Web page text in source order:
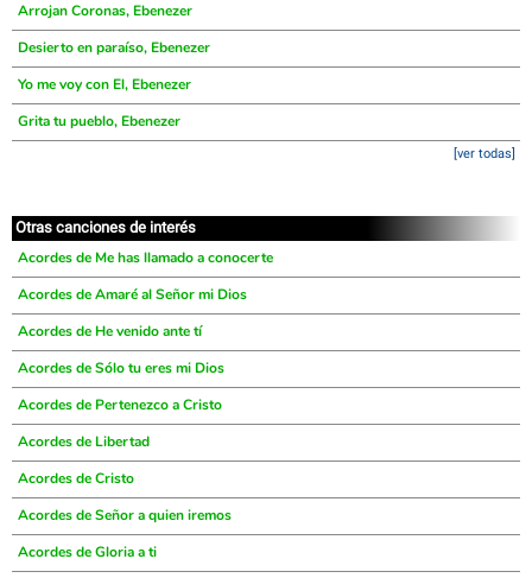
Arrojan Coronas, Ebenezer
Desierto en paraíso, Ebenezer
Yo me voy con El, Ebenezer
Grita tu pueblo, Ebenezer
[ver todas]
Otras canciones de interés
Acordes de Me has llamado a conocerte
Acordes de Amaré al Señor mi Dios
Acordes de He venido ante tí
Acordes de Sólo tu eres mi Dios
Acordes de Pertenezco a Cristo
Acordes de Libertad
Acordes de Cristo
Acordes de Señor a quien iremos
Acordes de Gloria a ti